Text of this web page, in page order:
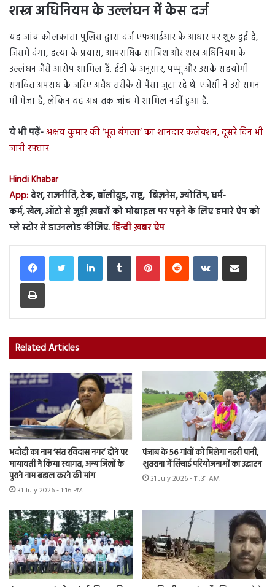
शस्त्र अधिनियम के उल्लंघन में केस दर्ज
यह जांच कोलकाता पुलिस द्वारा दर्ज एफआईआर के आधार पर शुरू हुई है,
जिसमें दंगा, हत्या के प्रयास, आपराधिक साजिश और शस्त्र अधिनियम के
उल्लंघन जैसे आरोप शामिल हैं. ईडी के अनुसार, पप्पू और उसके सहयोगी
संगठित अपराध के जरिए अवैध तरीके से पैसा जुटा रहे थे. एजेंसी ने उसे समन
भी भेजा है, लेकिन वह अब तक जांच में शामिल नहीं हुआ है.
ये भी पढ़ें-अक्षय कुमार की ‘भूत बंगला’ का शानदार कलेक्शन, दूसरे दिन भी
जारी रफ्तार
Hindi Khabar
App:देश, राजनीति, टेक, बॉलीवुड, राष्ट्र, बिज़नेस, ज्योतिष, धर्म-
कर्म, खेल, ऑटो से जुड़ी ख़बरों को मोबाइल पर पढ़ने के लिए हमारे ऐप को
प्ले स्टोर से डाउनलोड कीजिए.हिन्दी ख़बर ऐप
LinkedInTumblr PinterestReddit VKontakteShare via Email
Print
Related Articles
भदोही का नाम ‘संत रविदास नगर’ होने पर
मायावती ने किया स्वागत, अन्य जिलों के
पुराने नाम बहाल करने की मांग
31 July 2026 - 1:16 PM
पंजाब के 56 गांवों को मिलेगा नहरी पानी,
शुतराना में सिंचाई परियोजनाओं का उद्घाटन
31 July 2026 - 11:31 AM